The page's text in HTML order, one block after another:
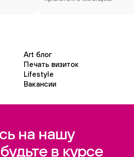
Art блог
Печать визиток
Lifestyle
Вакансии
на нашу
в курсе